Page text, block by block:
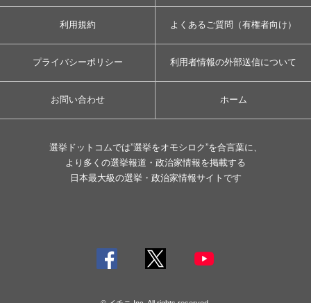
利用規約 よくあるご質問（有権者向け）
プライバシーポリシー 利用者情報の外部送信について
お問い合わせ ホーム
選挙ドットコムでは”選挙をオモシロク”を合言葉に、
より多くの選挙報道・政治家情報を掲載する
日本最大級の選挙・政治家情報サイトです